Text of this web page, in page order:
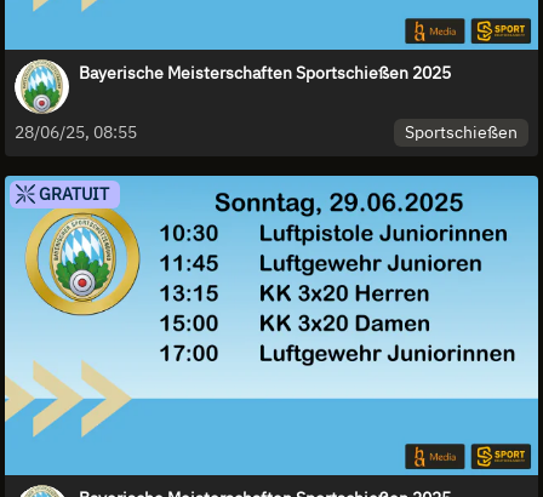
Bayerische Meisterschaften Sportschießen 2025
28/06/25, 08:55 Sportschießen
GRATUIT